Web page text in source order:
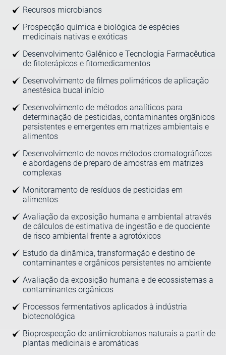
Recursos microbianos
Prospecção química e biológica de espécies
medicinais nativas e exóticas
Desenvolvimento Galênico e Tecnologia Farmacêutica
de fitoterápicos e fitomedicamentos
Desenvolvimento de filmes poliméricos de aplicação
anestésica bucal início
Desenvolvimento de métodos analíticos para
determinação de pesticidas, contaminantes orgânicos
persistentes e emergentes em matrizes ambientais e
alimentos
Desenvolvimento de novos métodos cromatográficos
e abordagens de preparo de amostras em matrizes
complexas
Monitoramento de resíduos de pesticidas em
alimentos
Avaliação da exposição humana e ambiental através
de cálculos de estimativa de ingestão e de quociente
de risco ambiental frente a agrotóxicos
Estudo da dinâmica, transformação e destino de
contaminantes e orgânicos persistentes no ambiente
Avaliação da exposição humana e de ecossistemas a
contaminantes orgânicos
Processos fermentativos aplicados à indústria
biotecnológica
Bioprospecção de antimicrobianos naturais a partir de
plantas medicinais e aromáticas